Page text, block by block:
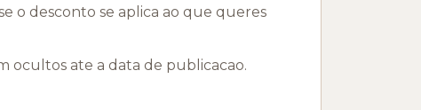
o desconto se aplica ao que queres
ocultos ate a data de publicacao.